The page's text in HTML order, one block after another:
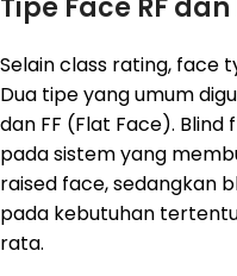
Tipe Face RF
Selain class rating, face
Dua tipe yang umum
dan FF (Flat Face). Blind
pada sistem yang
raised face, sedangkan
pada kebutuhan
rata.